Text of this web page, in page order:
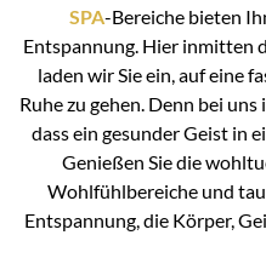
SPA-Bereiche bieten
Entspannung. Hier inmitten
laden wir Sie ein, auf eine
Ruhe zu gehen. Denn bei
dass ein gesunder Geist in
Genießen Sie die
Wohlfühlbereiche und
Entspannung, die Körper,